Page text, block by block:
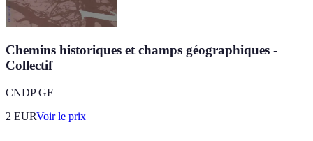
Chemins historiques et champs géographiques -
Collectif
CNDP GF
2 EURVoir le prix